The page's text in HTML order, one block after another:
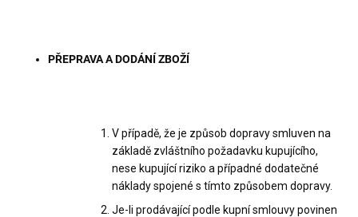
PŘEPRAVA A DODÁNÍ ZBOŽÍ
V případě, že je způsob dopravy smluven na
základě zvláštního požadavku kupujícího,
nese kupující riziko a případné dodatečné
náklady spojené s tímto způsobem dopravy.
Je-li prodávající podle kupní smlouvy povinen